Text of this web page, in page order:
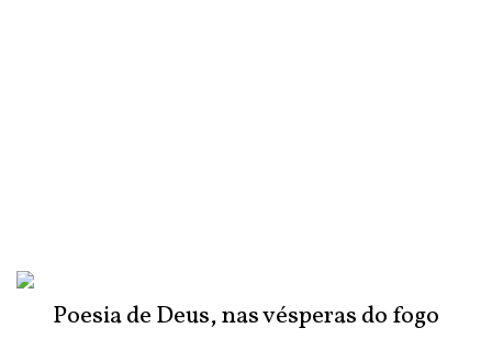
Poesia de Deus, nas vésperas do fogo